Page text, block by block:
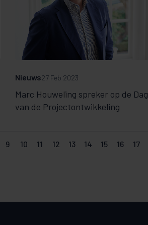
Marc Houweling spreker op de Dag
van de Projectontwikkeling
Nieuws27 Feb 2023
9 10 11 12 13 14 15 16 17